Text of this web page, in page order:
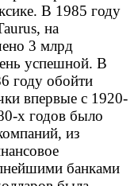
В 1985 году
на
3 млрд
успешной. В
году обойти
впервые с 1920-
х годов было
из
банками